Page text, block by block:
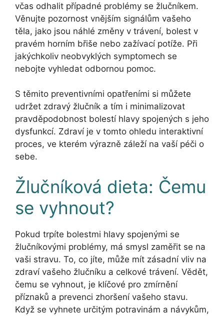
včas odhalit případné problémy se žlučníkem.
Věnujte pozornost vnějším signálům vašeho
těla, jako jsou náhlé změny v trávení, bolest v
pravém horním břiše nebo zažívací potíže. Při
jakýchkoliv neobvyklých symptomech se
nebojte vyhledat odbornou pomoc.
S těmito preventivními opatřeními si můžete
udržet zdravý žlučník a tím i minimalizovat
pravděpodobnost bolestí hlavy spojených s jeho
dysfunkcí. Zdraví je v tomto ohledu interaktivní
proces, ve kterém výrazně záleží na vaší péči o
sebe.
Žlučníková dieta: Čemu
se vyhnout?
Pokud trpíte bolestmi hlavy spojenými se
žlučníkovými problémy, má smysl zaměřit se na
vaši stravu. To, co jíte, může mít zásadní vliv na
zdraví vašeho žlučníku a celkové trávení. Vědět,
čemu se vyhnout, je klíčové pro zmírnění
příznaků a prevenci zhoršení vašeho stavu.
Když se vyhnete určitým potravinám a návykům,